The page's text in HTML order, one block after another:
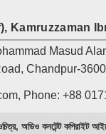
Kamruzzaman
Masud
Chandpur-
Phone: +88
অডিও কনটেন্ট কপিরাইট